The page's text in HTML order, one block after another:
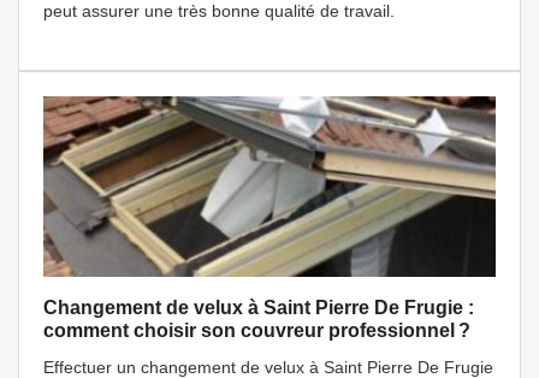
peut assurer une très bonne qualité de travail.
Changement de velux à Saint Pierre De Frugie :
comment choisir son couvreur professionnel ?
Effectuer un changement de velux à Saint Pierre De Frugie